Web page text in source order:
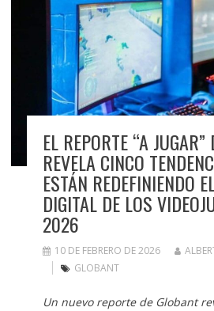
EL REPORTE “A
REVELA CINCO
ESTÁN REDEFINIENDO
DIGITAL DE LOS
2026
10 DE FEBRERO DE 2026
GLOBANT
Un nuevo reporte de Globant